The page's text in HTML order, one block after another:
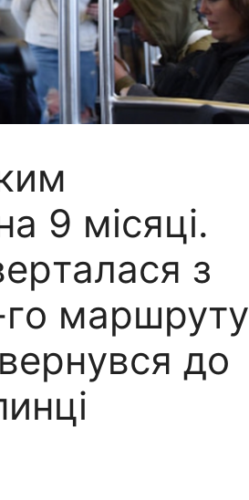
9 мicяцi.
з
мapшpyтy
дo